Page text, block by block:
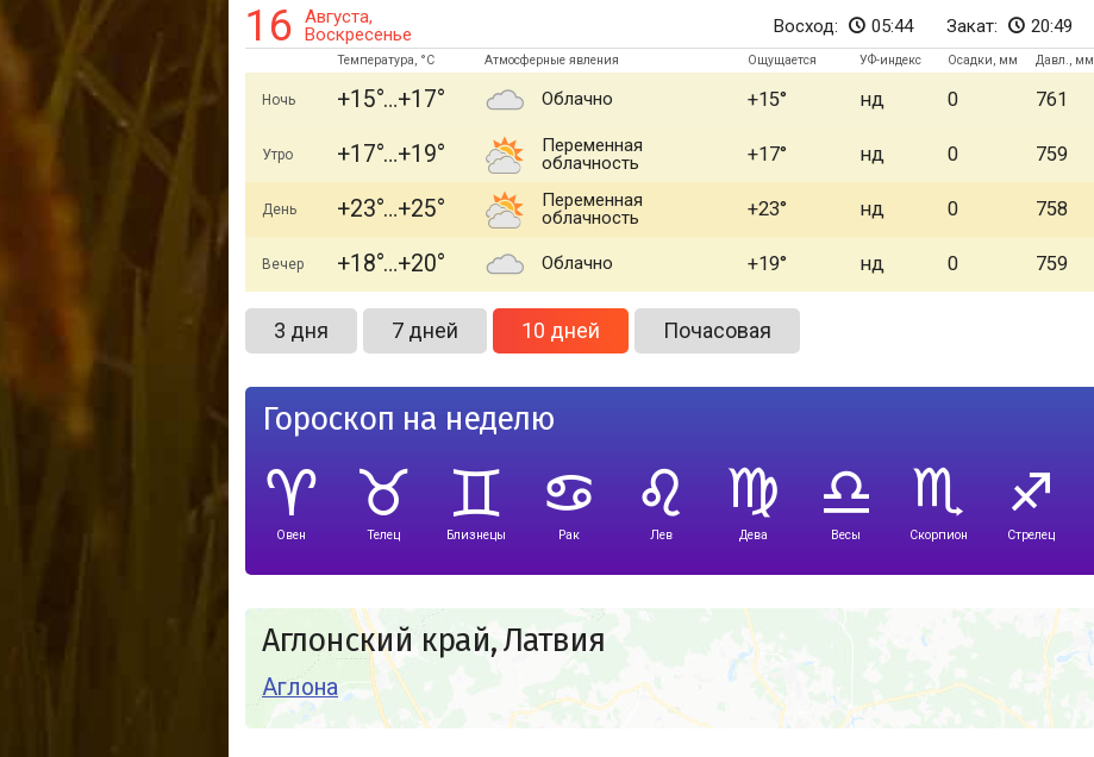
16
Августа,
Воскресенье
Восход: 05:44 Закат: 20:49
Температура, °C Атмосферные явления Ощущается УФ-индекс Осадки, мм Давл., мм
Ночь +15 +17 Облачно +15 нд 0 761
Утро +17 +19
Переменная
облачность
+17 нд 0 759
День +23 +25
Переменная
облачность
+23 нд 0 758
Вечер +18 +20 Облачно +19 нд 0 759
3 дня 7 дней 10 дней Почасовая
Гороскоп на неделю
Овен Телец Близнецы Рак Лев Дева Весы Скорпион Стрелец
Аглонский край, Латвия
Аглона